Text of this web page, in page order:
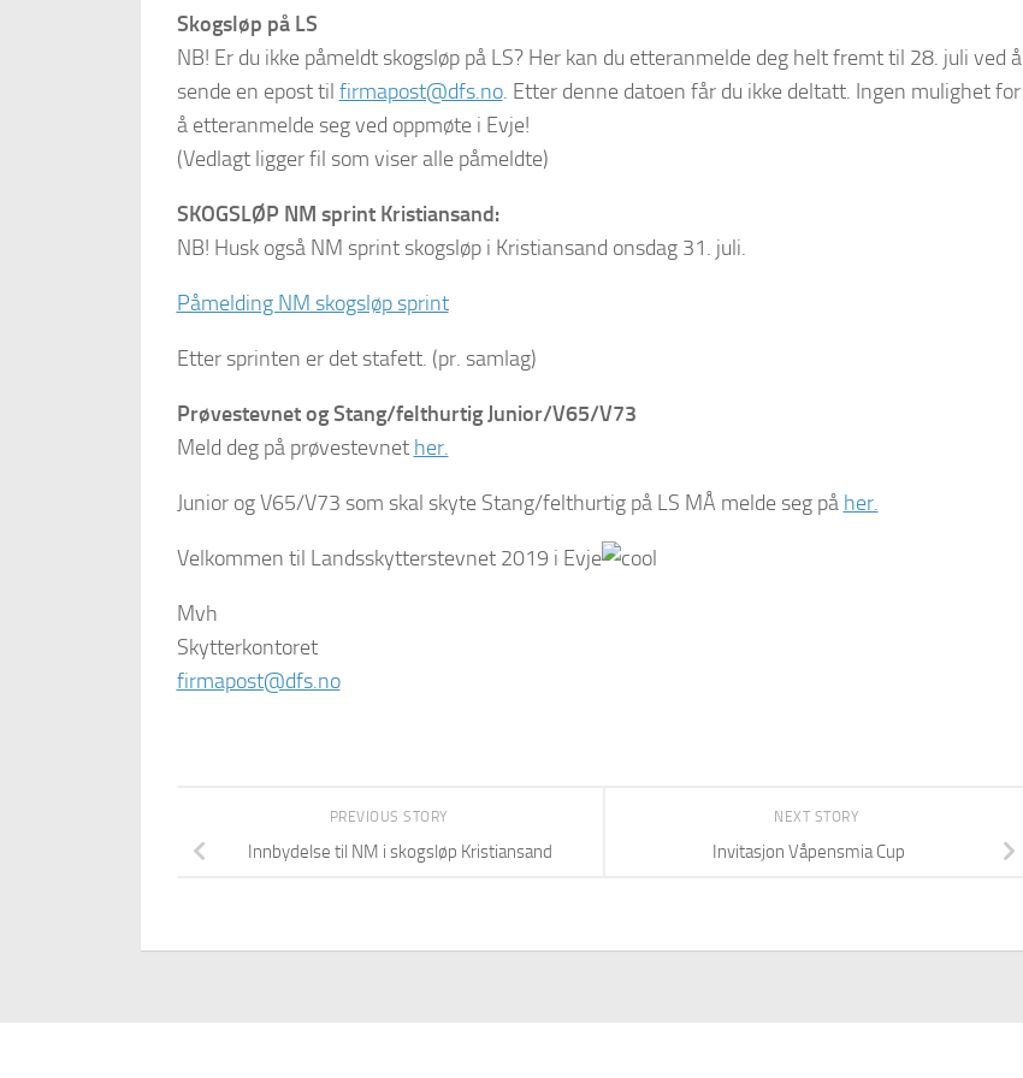
Skogsløp på LS
NB! Er du ikke påmeldt skogsløp på LS? Her kan du etteranmelde deg helt fremt til 28. juli ved å
sende en epost til firmapost@dfs.no. Etter denne datoen får du ikke deltatt. Ingen mulighet for
å etteranmelde seg ved oppmøte i Evje!
(Vedlagt ligger fil som viser alle påmeldte)
SKOGSLØP NM sprint Kristiansand:
NB! Husk også NM sprint skogsløp i Kristiansand onsdag 31. juli.
Påmelding NM skogsløp sprint
Etter sprinten er det stafett. (pr. samlag)
Prøvestevnet og Stang/felthurtig Junior/V65/V73
Meld deg på prøvestevnet her.
Junior og V65/V73 som skal skyte Stang/felthurtig på LS MÅ melde seg på her.
Velkommen til Landsskytterstevnet 2019 i Evje
Mvh
Skytterkontoret
firmapost@dfs.no
NEXT STORY
Invitasjon Våpensmia Cup
PREVIOUS STORY
Innbydelse til NM i skogsløp Kristiansand